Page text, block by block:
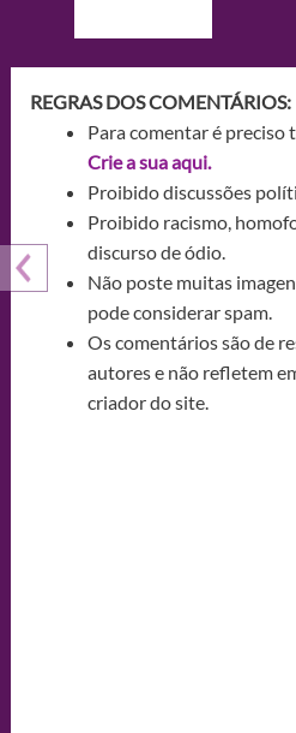
REGRAS DOS COMENTÁRIOS:
Para comentar é preciso
Crie a sua aqui.
Proibido discussões
Proibido racismo,
discurso de ódio.
Não poste muitas
pode considerar spam.
Os comentários são de
autores e não refletem
criador do site.